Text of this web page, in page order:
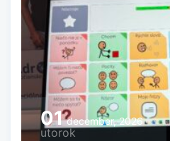
01 december, 2026
utorok